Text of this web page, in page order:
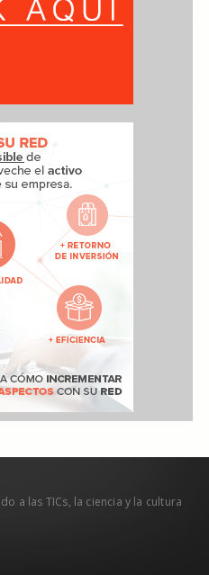
a las TICs, la ciencia y la cultura